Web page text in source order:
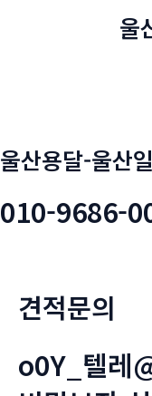
뛰
울
울산용달-울산
010-9686-
견적문의
o0Y_텔레